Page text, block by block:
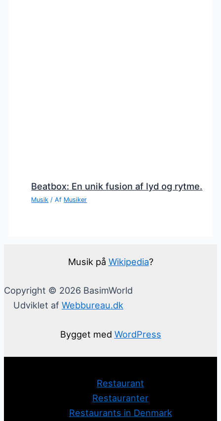
Beatbox: En unik fusion af lyd og rytme.
Musik / Af Musiker
Musik på Wikipedia?
Copyright © 2026 BasimWorld
Udviklet af Webbureau.dk
Bygget med WordPress
Restaurant
Restauranter
Restaurants in Denmark